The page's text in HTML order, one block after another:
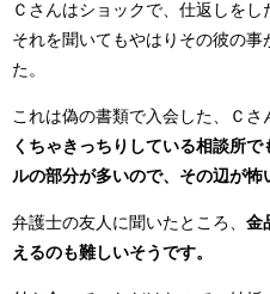
Ｃさんはショックで、仕返しをし
それを聞いてもやはりその彼の
た。
これは偽の書類で入会した、Ｃさ
くちゃきっちりしている相談所
ルの部分が多いので、その辺が怖
弁護士の友人に聞いたところ、 金
えるのも難しいそうです。